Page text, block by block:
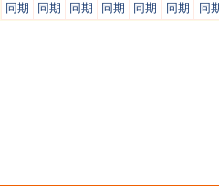
同期
同期
同期
同期
同期
同期
同